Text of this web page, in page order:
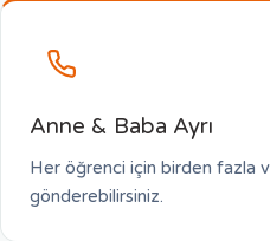
Anne & Baba Ayrı
Her öğrenci için birden fazla
gönderebilirsiniz.